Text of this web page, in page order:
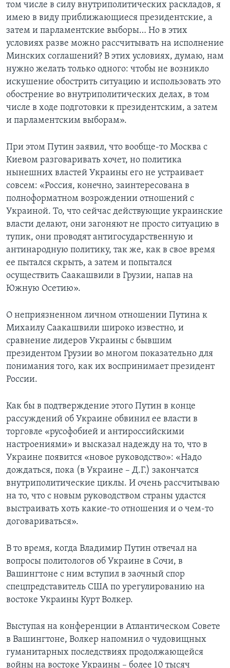
том числе в силу внутриполитических раскладов, я
имею в виду приближающиеся президентские, а
затем и парламентские выборы… Но в этих
условиях разве можно рассчитывать на исполнение
Минских соглашений? В этих условиях, думаю, нам
нужно желать только одного: чтобы не возникло
искушение обострить ситуацию и использовать это
обострение во внутриполитических делах, в том
числе в ходе подготовки к президентским, а затем
и парламентским выборам».
При этом Путин заявил, что вообще-то Москва с
Киевом разговаривать хочет, но политика
нынешних властей Украины его не устраивает
совсем: «Россия, конечно, заинтересована в
полноформатном возрождении отношений с
Украиной. То, что сейчас действующие украинские
власти делают, они загоняют не просто ситуацию в
тупик, они проводят антигосударственную и
антинародную политику, так же, как в свое время
ее пытался скрыть, а затем и попытался
осуществить Саакашвили в Грузии, напав на
Южную Осетию».
О неприязненном личном отношении Путина к
Михаилу Саакашвили широко известно, и
сравнение лидеров Украины с бывшим
президентом Грузии во многом показательно для
понимания того, как их воспринимает президент
России.
Как бы в подтверждение этого Путин в конце
рассуждений об Украине обвинил ее власти в
торговле «русофобией и антироссийскими
настроениями» и высказал надежду на то, что в
Украине появится «новое руководство»: «Надо
дождаться, пока (в Украине – Д.Г.) закончатся
внутриполитические циклы. И очень рассчитываю
на то, что с новым руководством страны удастся
выстраивать хоть какие-то отношения и о чем-то
договариваться».
В то время, когда Владимир Путин отвечал на
вопросы политологов об Украине в Сочи, в
Вашингтоне с ним вступил в заочный спор
спецпредставитель США по урегулированию на
востоке Украины Курт Волкер.
Выступая на конференции в Атлантическом Совете
в Вашингтоне, Волкер напомнил о чудовищных
гуманитарных последствиях продолжающейся
войны на востоке Украины – более 10 тысяч